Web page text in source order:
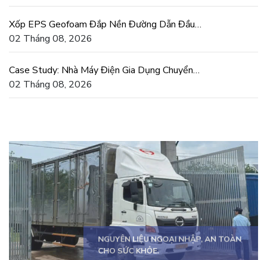
Xốp EPS Geofoam Đắp Nền Đường Dẫn Đầu
Cầu Chống Lún Lệch
02 Tháng 08, 2026
Case Study: Nhà Máy Điện Gia Dụng Chuyển
Sang Khuôn Xốp EPS
02 Tháng 08, 2026
SẢN PHẨM ĐA DẠNG, ĐÁP ỨNG MỌI
NHU CẦU.